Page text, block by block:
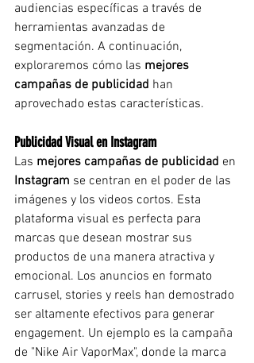
audiencias específicas a través de
herramientas avanzadas de
segmentación. A continuación,
exploraremos cómo las mejores
campañas de publicidad han
aprovechado estas características.
Publicidad Visual en Instagram
Las mejores campañas de publicidad en
Instagram se centran en el poder de las
imágenes y los videos cortos. Esta
plataforma visual es perfecta para
marcas que desean mostrar sus
productos de una manera atractiva y
emocional. Los anuncios en formato
carrusel, stories y reels han demostrado
ser altamente efectivos para generar
engagement. Un ejemplo es la campaña
de "Nike Air VaporMax", donde la marca